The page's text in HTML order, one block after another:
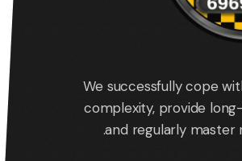
We successfully cope
complexity, provide
and regularly master